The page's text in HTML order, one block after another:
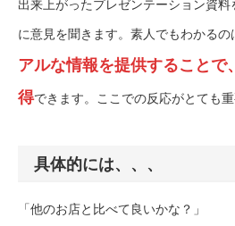
出来上がったプレゼンテーション資
に意見を聞きます。素人でもわかるの
アルな情報を提供することで
得できます。ここでの反応がとても重
具体的には、、、
「他のお店と比べて良いかな？」